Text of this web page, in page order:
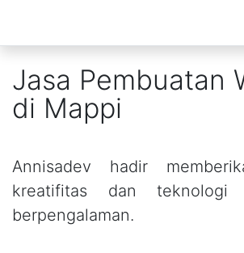
Jasa Pembuatan
di Mappi
Annisadev hadir
kreatifitas dan teknologi
berpengalaman.